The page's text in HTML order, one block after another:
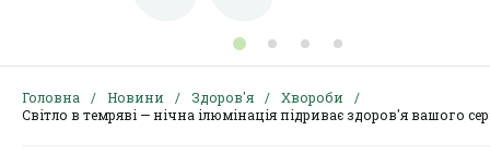
Головна Новини Здоров'я
Хвороби
Світло в темряві — нічна ілюмінація підриває здоров'я вашого